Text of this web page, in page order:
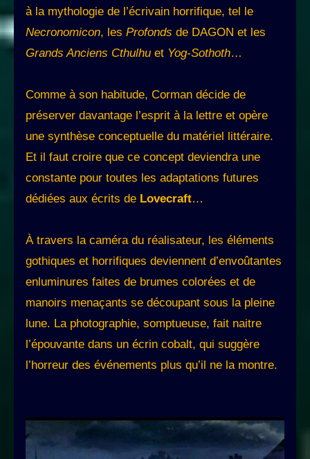
à la mythologie de l’écrivain horrifique, tel le
Necronomicon, les Profonds de DAGON et les
Grands Anciens Cthulhu et Yog-Sothoth…
Comme à son habitude, Corman décide de
préserver davantage l’esprit à la lettre et opère
une synthèse conceptuelle du matériel littéraire.
Et il faut croire que ce concept deviendra une
constante pour toutes les adaptations futures
dédiées aux écrits de Lovecraft…
À travers la caméra du réalisateur, les éléments
gothiques et horrifiques deviennent d’envoûtantes
enluminures faites de brumes colorées et de
manoirs menaçants se découpant sous la pleine
lune. La photographie, somptueuse, fait naitre
l’épouvante dans un écrin cobalt, qui suggère
l’horreur des événements plus qu’il ne la montre.